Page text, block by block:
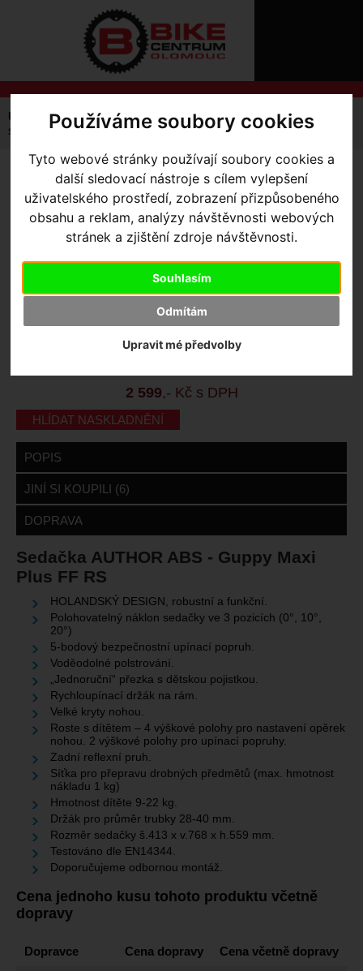
Používáme soubory cookies
Tyto webové stránky používají soubory cookies a
další sledovací nástroje s cílem vylepšení
uživatelského prostředí, zobrazení přizpůsobeného
obsahu a reklam, analýzy návštěvnosti webových
stránek a zjištění zdroje návštěvnosti.
Souhlasím
Odmítám
Upravit mé předvolby
O
NÁKUPU
SLUŽBY
REGISTRACE
ZTRATILI
Úvodní strana Výbava pro kolo
Dětské sedačky
sedačka Author ABS - Guppy Maxi FF RS
SEDAČKA AUTHOR ABS -
GUPPY MAXI FF RS
Výrobce:
Author
660005
kontaktujte nás
2 599,- Kč s DPH
HLÍDAT NASKLADNĚNÍ
POPIS
JINÍ SI KOUPILI (6)
DOPRAVA
Sedačka AUTHOR ABS - Guppy Maxi
Plus FF RS
HOLANDSKÝ DESIGN, robustní a funkční.
Polohovatelný náklon sedačky ve 3 pozicích (0°, 10°,
20°)
5-bodový bezpečnostní upínací popruh.
Voděodolné polstrování.
„Jednoruční“ přezka s dětskou pojistkou.
Rychloupínací držák na rám.
Velké kryty nohou.
Roste s dítětem – 4 výškové polohy pro nastavení opěrek
nohou. 2 výškové polohy pro upínací popruhy.
Zadní reflexní pruh.
Síťka pro přepravu drobných předmětů (max. hmotnost
nákladu 1 kg)
Hmotnost dítěte 9-22 kg.
Držák pro průměr trubky 28-40 mm.
Rozměr sedačky š.413 x v.768 x h.559 mm.
Testováno dle EN14344.
Doporučujeme odbornou montáž.
Cena jednoho kusu tohoto produktu včetně
dopravy
Dopravce Cena dopravy Cena včetně dopravy